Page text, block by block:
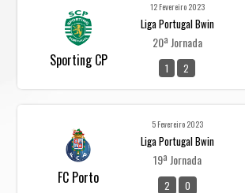
Sporting CP
12 Fevereiro 2023
Liga Portugal Bwin
20ª Jornada
1 2
FC Porto
5 Fevereiro 2023
Liga Portugal Bwin
19ª Jornada
2 0